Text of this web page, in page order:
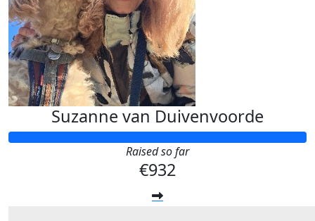
Suzanne van Duivenvoorde
Raised so far
€932